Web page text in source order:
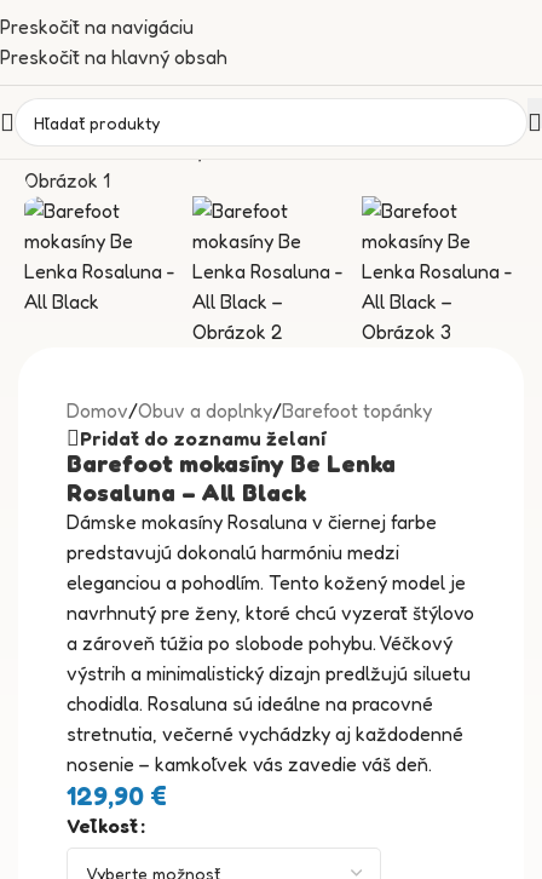
Preskočiť na navigáciu
Preskočiť na hlavný obsah
Domov/Obuv a doplnky/Barefoot topánky
Pridať do zoznamu želaní
Barefoot mokasíny Be Lenka
Rosaluna – All Black
Dámske mokasíny Rosaluna v čiernej farbe
predstavujú dokonalú harmóniu medzi
eleganciou a pohodlím. Tento kožený model je
navrhnutý pre ženy, ktoré chcú vyzerať štýlovo
a zároveň túžia po slobode pohybu. Véčkový
výstrih a minimalistický dizajn predlžujú siluetu
chodidla. Rosaluna sú ideálne na pracovné
stretnutia, večerné vychádzky aj každodenné
nosenie – kamkoľvek vás zavedie váš deň.
129,90 €
Veľkosť